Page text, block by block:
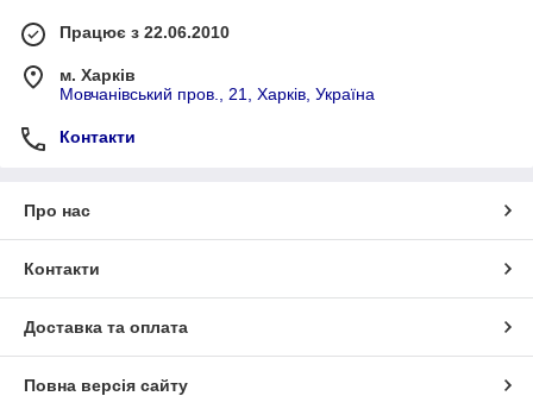
Працює з 22.06.2010
м. Харків
Мовчанівський пров., 21, Харків, Україна
Контакти
Про нас
Контакти
Доставка та оплата
Повна версія сайту